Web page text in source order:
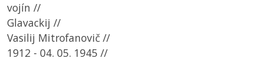
vojín //
Glavackij //
Vasilij Mitrofanovič //
1912 - 04. 05. 1945 //